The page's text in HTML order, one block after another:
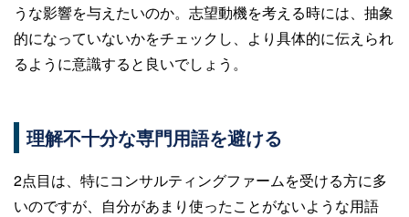
うな影響を与えたいのか。志望動機を考える時には、抽象
的になっていないかをチェックし、より具体的に伝えられ
るように意識すると良いでしょう。
理解不十分な専門用語を避ける
2点目は、特にコンサルティングファームを受ける方に多
いのですが、自分があまり使ったことがないような用語